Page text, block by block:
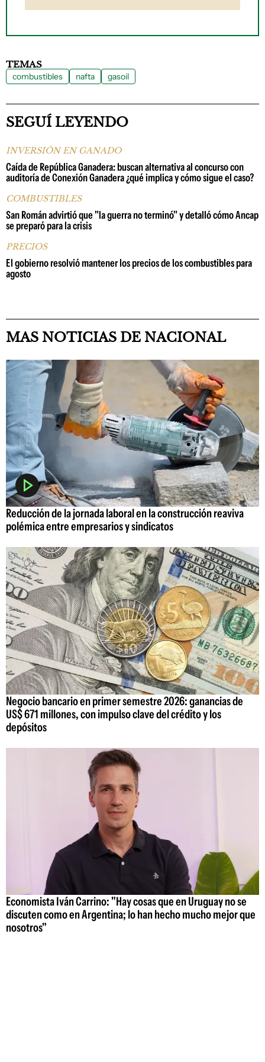
TEMAS
combustibles nafta gasoil
SEGUÍ LEYENDO
INVERSIÓN EN GANADO
Caída de República Ganadera: buscan alternativa al concurso con
auditoría de Conexión Ganadera ¿qué implica y cómo sigue el caso?
COMBUSTIBLES
San Román advirtió que "la guerra no terminó" y detalló cómo Ancap
se preparó para la crisis
PRECIOS
El gobierno resolvió mantener los precios de los combustibles para
agosto
MAS NOTICIAS DE NACIONAL
Reducción de la jornada laboral en la construcción reaviva
polémica entre empresarios y sindicatos
Negocio bancario en primer semestre 2026: ganancias de
US$ 671 millones, con impulso clave del crédito y los
depósitos
Economista Iván Carrino: "Hay cosas que en Uruguay no se
discuten como en Argentina; lo han hecho mucho mejor que
nosotros"